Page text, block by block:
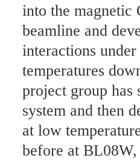
into the magnetic
beamline and
interactions
temperatures
project group has
system and then
at low
before at BL08W,